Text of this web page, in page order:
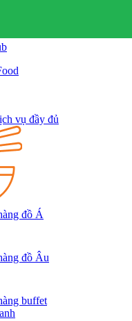
vụ đầy đủ
đồ Á
đồ Âu
buffet